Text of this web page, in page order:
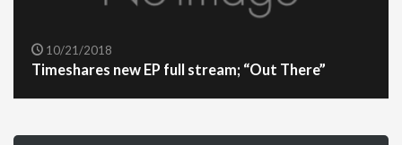
10/21/2018
Timeshares new EP full stream; “Out There”